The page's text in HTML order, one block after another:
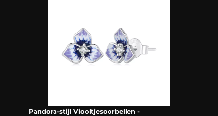
Pandora-stijl Viooltjesoorbellen -